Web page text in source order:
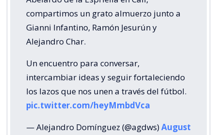
compartimos un grato almuerzo junto a
Gianni Infantino, Ramón Jesurún y
Alejandro Char.
Un encuentro para conversar,
intercambiar ideas y seguir fortaleciendo
los lazos que nos unen a través del fútbol.
pic.twitter.com/heyMmbdVca
— Alejandro Domínguez (@agdws)August